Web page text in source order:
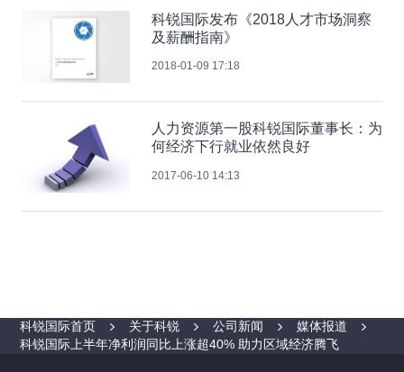
科锐国际发布《2018人才市场洞察
及薪酬指南》
2018-01-09 17:18
人力资源第一股科锐国际董事长：为
何经济下行就业依然良好
2017-06-10 14:13
科锐国际首页 关于科锐 公司新闻
媒体报道
科锐国际上半年净利润同比上涨超40% 助力区域经济腾飞